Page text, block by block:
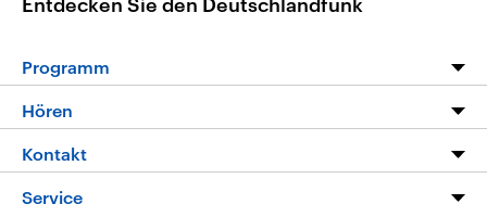
Programm
Programm
Die Nachrichten
Hören
Livestream
Kontakt
Hörerservice
Service